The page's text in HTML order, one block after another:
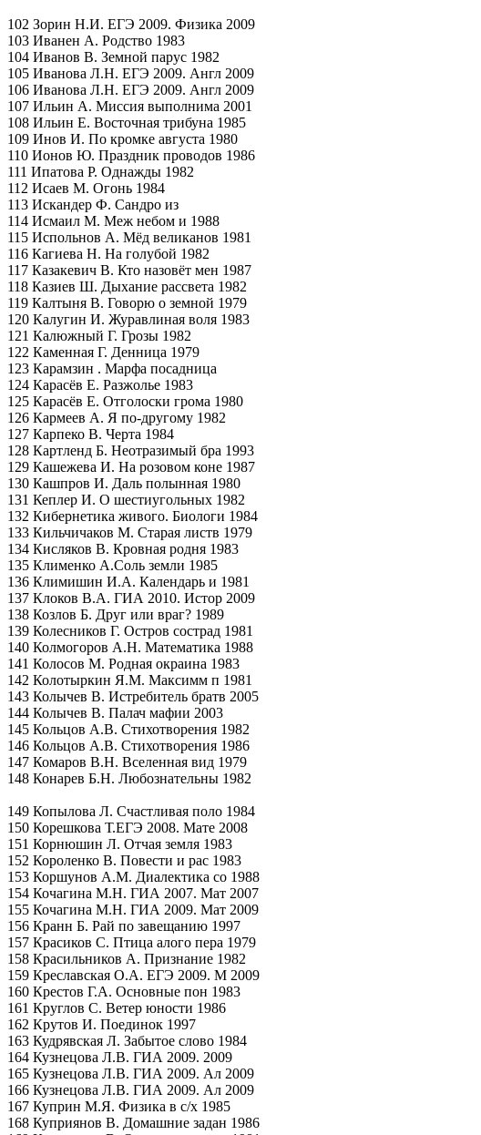
102 Зорин Н.И. ЕГЭ 2009. Физика 2009
103 Иванен А. Родство 1983
104 Иванов В. Земной парус 1982
105 Иванова Л.Н. ЕГЭ 2009. Англ 2009
106 Иванова Л.Н. ЕГЭ 2009. Англ 2009
107 Ильин А. Миссия выполнима 2001
108 Ильин Е. Восточная трибуна 1985
109 Инов И. По кромке августа 1980
110 Ионов Ю. Праздник проводов 1986
111 Ипатова Р. Однажды 1982
112 Исаев М. Огонь 1984
113 Искандер Ф. Сандро из
114 Исмаил М. Меж небом и 1988
115 Испольнов А. Мёд великанов 1981
116 Кагиева Н. На голубой 1982
117 Казакевич В. Кто назовёт мен 1987
118 Казиев Ш. Дыхание рассвета 1982
119 Калтыня В. Говорю о земной 1979
120 Калугин И. Журавлиная воля 1983
121 Калюжный Г. Грозы 1982
122 Каменная Г. Денница 1979
123 Карамзин . Марфа посадница
124 Карасёв Е. Разжолье 1983
125 Карасёв Е. Отголоски грома 1980
126 Кармеев А. Я по-другому 1982
127 Карпеко В. Черта 1984
128 Картленд Б. Неотразимый бра 1993
129 Кашежева И. На розовом коне 1987
130 Кашпров И. Даль полынная 1980
131 Кеплер И. О шестиугольных 1982
132 Кибернетика живого. Биологи 1984
133 Кильчичаков М. Старая листв 1979
134 Кисляков В. Кровная родня 1983
135 Клименко А.Соль земли 1985
136 Климишин И.А. Календарь и 1981
137 Клоков В.А. ГИА 2010. Истор 2009
138 Козлов Б. Друг или враг? 1989
139 Колесников Г. Остров сострад 1981
140 Колмогоров А.Н. Математика 1988
141 Колосов М. Родная окраина 1983
142 Колотыркин Я.М. Максимм п 1981
143 Колычев В. Истребитель братв 2005
144 Колычев В. Палач мафии 2003
145 Кольцов А.В. Стихотворения 1982
146 Кольцов А.В. Стихотворения 1986
147 Комаров В.Н. Вселенная вид 1979
148 Конарев Б.Н. Любознательны 1982
149 Копылова Л. Счастливая поло 1984
150 Корешкова Т.ЕГЭ 2008. Мате 2008
151 Корнюшин Л. Отчая земля 1983
152 Короленко В. Повести и рас 1983
153 Коршунов А.М. Диалектика со 1988
154 Кочагина М.Н. ГИА 2007. Мат 2007
155 Кочагина М.Н. ГИА 2009. Мат 2009
156 Кранн Б. Рай по завещанию 1997
157 Красиков С. Птица алого пера 1979
158 Красильников А. Признание 1982
159 Креславская О.А. ЕГЭ 2009. М 2009
160 Крестов Г.А. Основные пон 1983
161 Круглов С. Ветер юности 1986
162 Крутов И. Поединок 1997
163 Кудрявская Л. Забытое слово 1984
164 Кузнецова Л.В. ГИА 2009. 2009
165 Кузнецова Л.В. ГИА 2009. Ал 2009
166 Кузнецова Л.В. ГИА 2009. Ал 2009
167 Куприн М.Я. Физика в с/х 1985
168 Куприянов В. Домашние задан 1986